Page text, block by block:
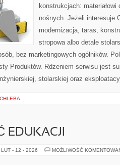
konstrukcjach:
nośnych. Jeżeli interesuje
modernizacja, taras,
stropowa albo detale
bez marketingowych ogólników.
Produktów. Rdzeniem serwisu jest
stolarskiej oraz
EDUKACJI
LUT - 12 - 2026 MOŻLIWOŚĆ